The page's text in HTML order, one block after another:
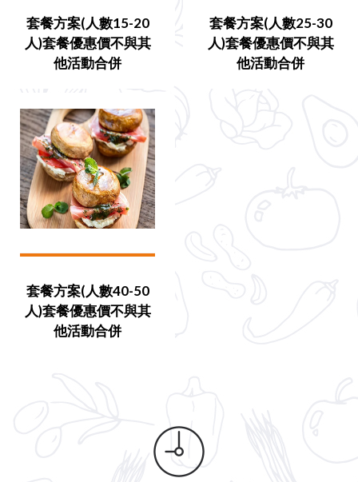
套餐方案(人數15-20
人)套餐優惠價不與其
他活動合併
套餐方案(人數25-30
人)套餐優惠價不與其
他活動合併
套餐方案(人數40-50
人)套餐優惠價不與其
他活動合併